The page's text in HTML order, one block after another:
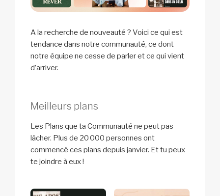
A la recherche de nouveauté ? Voici ce qui est
tendance dans notre communauté, ce dont
notre équipe ne cesse de parler et ce qui vient
d’arriver.
Meilleurs plans
Les Plans que ta Communauté ne peut pas
lâcher. Plus de 20 000 personnes ont
commencé ces plans depuis janvier. Et tu peux
te joindre à eux !